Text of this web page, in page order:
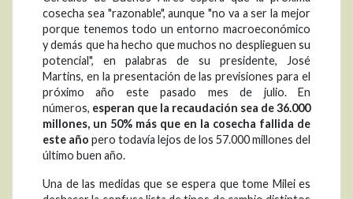
cosecha sea "razonable", aunque "no va a ser la mejor
porque tenemos todo un entorno macroeconómico
y demás que ha hecho que muchos no desplieguen su
potencial", en palabras de su presidente, José
Martins, en la presentación de las previsiones para el
próximo año este pasado mes de julio. En
números, esperan que la recaudación sea de 36.000
millones, un 50% más que en la cosecha fallida de
este año pero todavía lejos de los 57.000 millones del
último buen año.
Una de las medidas que se espera que tome Milei es